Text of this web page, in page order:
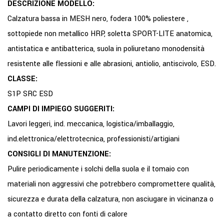
DESCRIZIONE MODELLO:
Calzatura bassa in MESH nero, fodera 100% poliestere ,
sottopiede non metallico HRP, soletta SPORT-LITE anatomica,
antistatica e antibatterica, suola in poliuretano monodensità
resistente alle flessioni e alle abrasioni, antiolio, antiscivolo, ESD.
CLASSE:
S1P SRC ESD
CAMPI DI IMPIEGO SUGGERITI:
Lavori leggeri, ind. meccanica, logistica/imballaggio,
ind.elettronica/elettrotecnica, professionisti/artigiani
CONSIGLI DI MANUTENZIONE:
Pulire periodicamente i solchi della suola e il tomaio con
materiali non aggressivi che potrebbero compromettere qualità,
sicurezza e durata della calzatura, non asciugare in vicinanza o
a contatto diretto con fonti di calore